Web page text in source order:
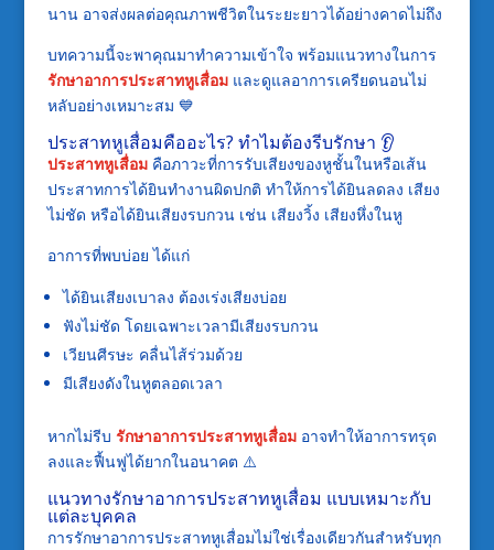
นาน อาจส่งผลต่อคุณภาพชีวิตในระยะยาวได้อย่างคาดไม่ถึง
บทความนี้จะพาคุณมาทำความเข้าใจ พร้อมแนวทางในการ
รักษาอาการประสาทหูเสื่อมและดูแลอาการเครียดนอนไม่
หลับอย่างเหมาะสม 💙
ประสาทหูเสื่อมคืออะไร? ทำไมต้องรีบรักษา 👂
ประสาทหูเสื่อม คือภาวะที่การรับเสียงของหูชั้นในหรือเส้น
ประสาทการได้ยินทำงานผิดปกติ ทำให้การได้ยินลดลง เสียง
ไม่ชัด หรือได้ยินเสียงรบกวน เช่น เสียงวิ้ง เสียงหึ่งในหู
อาการที่พบบ่อย ได้แก่
ได้ยินเสียงเบาลง ต้องเร่งเสียงบ่อย
ฟังไม่ชัด โดยเฉพาะเวลามีเสียงรบกวน
เวียนศีรษะ คลื่นไส้ร่วมด้วย
มีเสียงดังในหูตลอดเวลา
หากไม่รีบ รักษาอาการประสาทหูเสื่อมอาจทำให้อาการทรุด
ลงและฟื้นฟูได้ยากในอนาคต ⚠️
แนวทางรักษาอาการประสาทหูเสื่อม แบบเหมาะกับ
แต่ละบุคคล
การรักษาอาการประสาทหูเสื่อมไม่ใช่เรื่องเดียวกันสำหรับทุก